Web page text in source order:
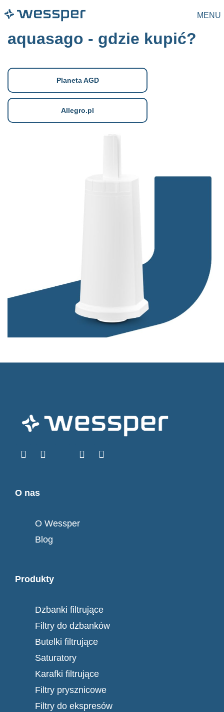
MENU
aquasago - gdzie kupić?
Planeta AGD
Allegro.pl
O nas
O Wessper
Blog
Produkty
Dzbanki filtrujące
Filtry do dzbanków
Butelki filtrujące
Saturatory
Karafki filtrujące
Filtry prysznicowe
Filtry do ekspresów